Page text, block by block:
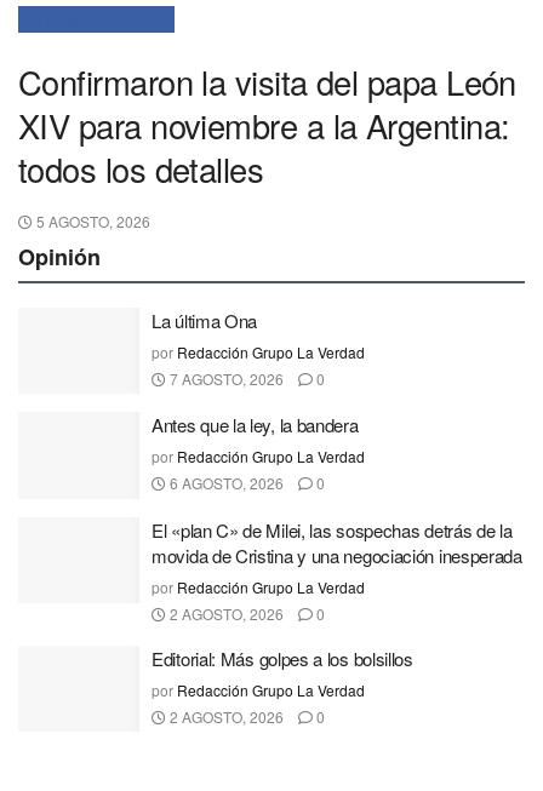
Confirmaron la visita del papa León
XIV para noviembre a la Argentina:
todos los detalles
5 AGOSTO, 2026
Opinión
La última Ona
por Redacción Grupo La Verdad
7 AGOSTO, 2026
0
Antes que la ley, la bandera
por Redacción Grupo La Verdad
6 AGOSTO, 2026
0
El «plan C» de Milei, las sospechas detrás de la
movida de Cristina y una negociación inesperada
por Redacción Grupo La Verdad
2 AGOSTO, 2026
0
Editorial: Más golpes a los bolsillos
por Redacción Grupo La Verdad
2 AGOSTO, 2026
0